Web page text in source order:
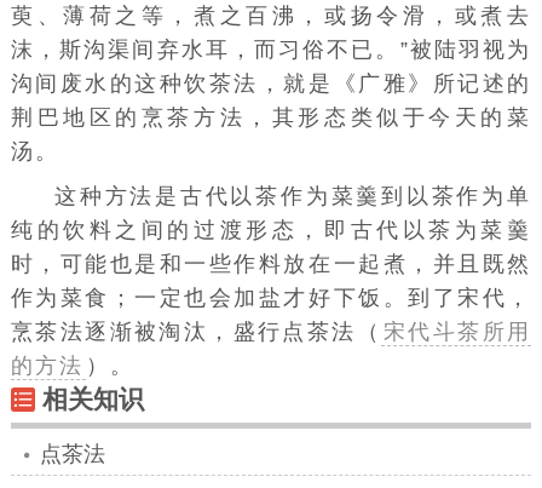
萸、薄荷之等，煮之百沸，或扬令滑，或煮去
沫，斯沟渠间弃水耳，而习俗不已。”被陆羽视为
沟间废水的这种饮茶法，就是《广雅》所记述的
荆巴地区的烹茶方法，其形态类似于今天的菜
汤。
这种方法是古代以茶作为菜羹到以茶作为单
纯的饮料之间的过渡形态，即古代以茶为菜羹
时，可能也是和一些作料放在一起煮，并且既然
作为菜食；一定也会加盐才好下饭。到了宋代，
烹茶法逐渐被淘汰，盛行点茶法（ 宋代斗茶所用
的方法 ）。
相关知识
点茶法